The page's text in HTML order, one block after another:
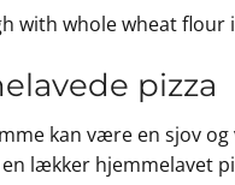
pizza
kan være en sjov
lækker hjemmelavet